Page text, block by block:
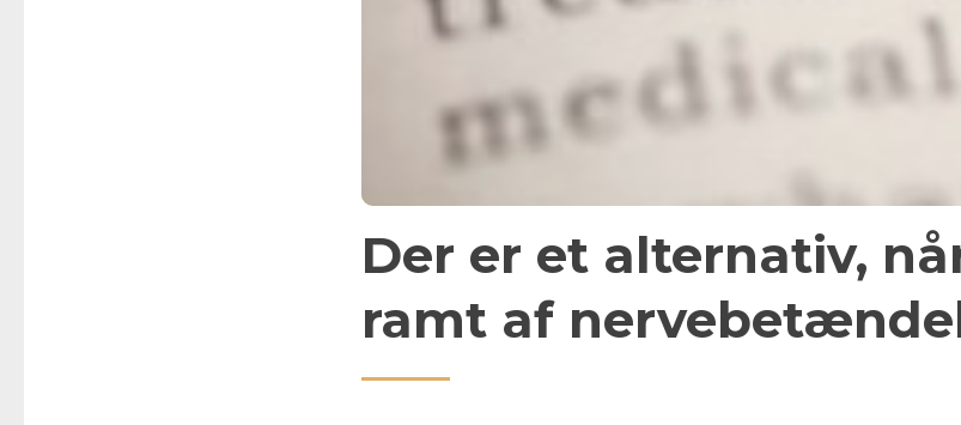
Der er et alternativ,
ramt af